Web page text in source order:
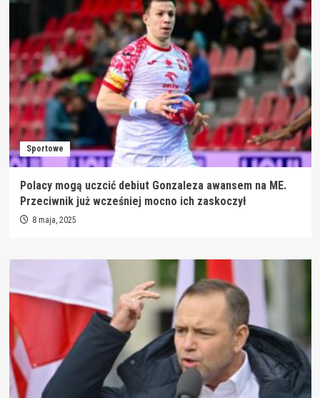
Sportowe
Polacy mogą uczcić debiut Gonzaleza awansem na ME.
Przeciwnik już wcześniej mocno ich zaskoczył
8 maja, 2025